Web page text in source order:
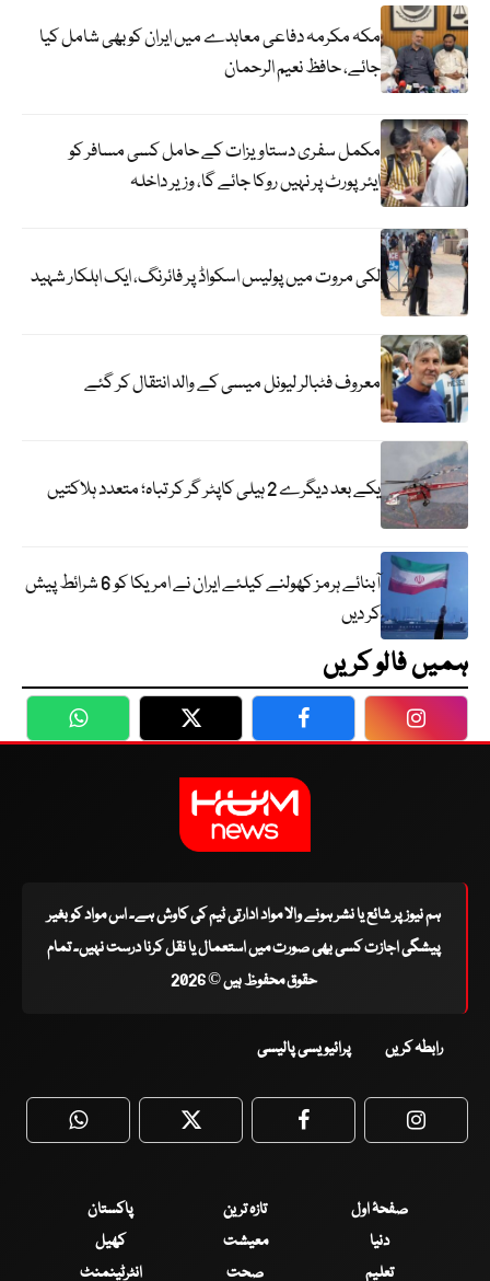
مکہ مکرمہ دفاعی معاہدے میں ایران کو بھی شامل کیا
جائے، حافظ نعیم الرحمان
مکمل سفری دستاویزات کے حامل کسی مسافر کو
ایئرپورٹ پر نہیں روکا جائے گا، وزیر داخلہ
لکی مروت میں پولیس اسکواڈ پر فائرنگ، ایک اہلکار شہید
معروف فٹبالر لیونل میسی کے والد انتقال کر گئے
یکے بعد دیگرے 2 ہیلی کاپٹر گر کر تباہ؛ متعدد ہلاکتیں
آبنائے ہرمز کھولنے کیلئے ایران نے امریکا کو 6 شرائط پیش
کر دیں
ہمیں فالو کریں
WhatsApp Twitter Facebook
ہم نیوز پر شائع یا نشر ہونے والا مواد ادارتی ٹیم کی کاوش ہے۔ اس مواد کو بغیر
پیشگی اجازت کسی بھی صورت میں استعمال یا نقل کرنا درست نہیں۔ تمام
حقوق محفوظ ہیں © 2026
رابطہ کریں پرائیویسی پالیسی
WhatsApp Twitter Facebook
صفحۂ اول تازہ ترین
پاکستان
دنیا
معیشت
کھیل
تعلیم
صحت انٹرٹینمنٹ